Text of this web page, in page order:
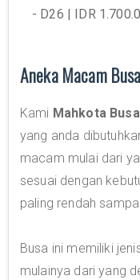
- D26 | IDR
Aneka Macam Busa
Kami Mahkota Busa
yang anda
macam mulai dari
sesuai dengan
paling rendah
Busa ini memiliki
mulainya dari yang